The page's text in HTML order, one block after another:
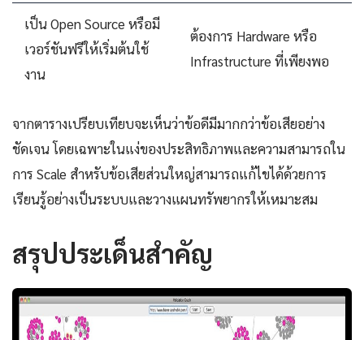
เป็น Open Source หรือมี
เวอร์ชันฟรีให้เริ่มต้นใช้
งาน
ต้องการ Hardware หรือ
Infrastructure ที่เพียงพอ
จากตารางเปรียบเทียบจะเห็นว่าข้อดีมีมากกว่าข้อเสียอย่าง
ชัดเจน โดยเฉพาะในแง่ของประสิทธิภาพและความสามารถใน
การ Scale สำหรับข้อเสียส่วนใหญ่สามารถแก้ไขได้ด้วยการ
เรียนรู้อย่างเป็นระบบและวางแผนทรัพยากรให้เหมาะสม
สรุปประเด็นสำคัญ